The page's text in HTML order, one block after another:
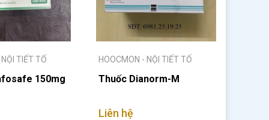
TIẾT TỐ
150mg
HOOCMON - NỘI TIẾT TỐ
Thuốc Dianorm-M
Liên hệ